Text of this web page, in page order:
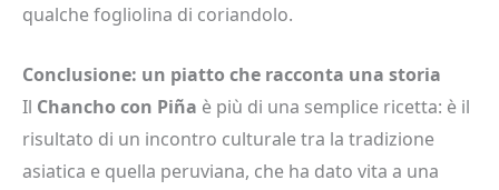
qualche fogliolina di coriandolo.
Conclusione: un piatto che racconta una storia
Il Chancho con Piña è più di una semplice ricetta: è il
risultato di un incontro culturale tra la tradizione
asiatica e quella peruviana, che ha dato vita a una